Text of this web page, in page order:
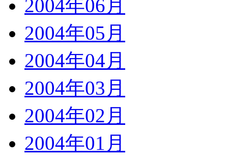
2004年06月
2004年05月
2004年04月
2004年03月
2004年02月
2004年01月